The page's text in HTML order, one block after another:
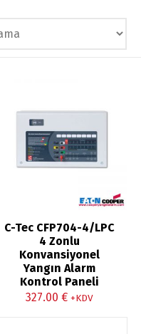
C-Tec CFP704-4/LPC
4 Zonlu
Konvansiyonel
Yangın Alarm
Kontrol Paneli
327.00 € +KDV